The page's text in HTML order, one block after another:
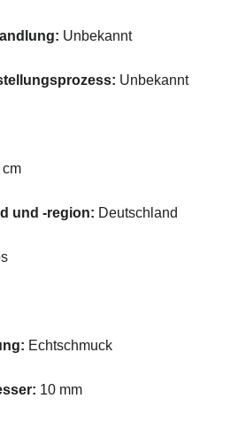
Unbekannt
Unbekannt
cm
und -region: Deutschland
Echtschmuck
10 mm